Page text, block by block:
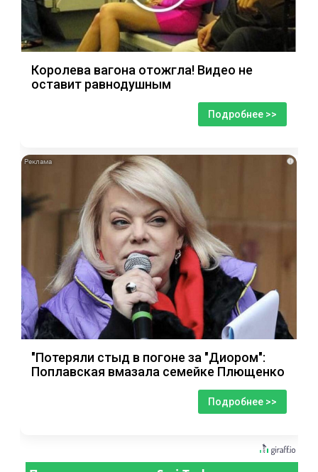
Королева вагона отожгла! Видео не
оставит равнодушным
Подробнее >>
i
"Потеряли стыд в погоне за "Диором":
Поплавская вмазала семейке Плющенко
Подробнее >>